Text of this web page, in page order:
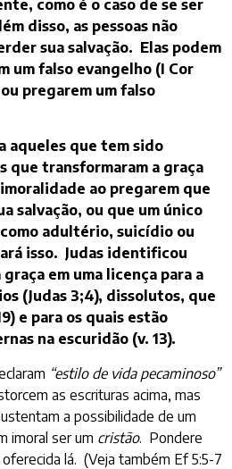
como é o caso de se ser
disso, as pessoas não
sua salvação. Elas podem
um falso evangelho (I Cor
pregarem um falso
aqueles que tem sido
que transformaram a graça
ao pregarem que
salvação, ou que um único
adultério, suicídio ou
isso. Judas identificou
em uma licença para a
(Judas 3;4), dissolutos, que
e para os quais estão
na escuridão (v. 13).
“estilo de vida pecaminoso”
as escrituras acima, mas
a possibilidade de um
imoral ser um cristão. Pondere
lá. (Veja também Ef 5:5-7